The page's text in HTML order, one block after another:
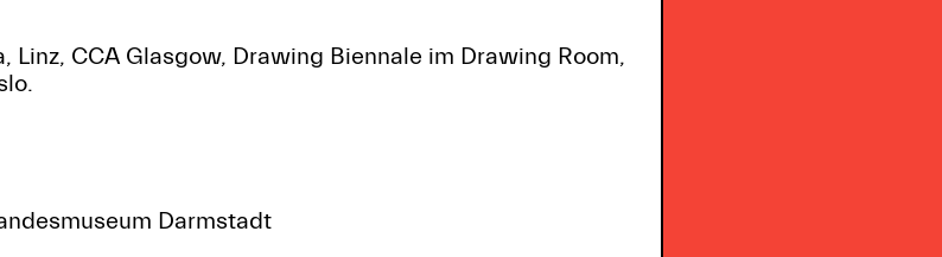
Linz, CCA Glasgow, Drawing Biennale im Drawing Room,
Darmstadt